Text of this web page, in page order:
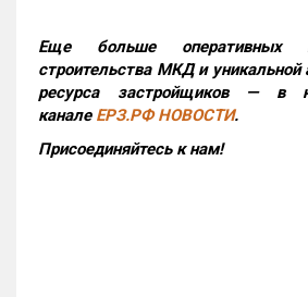
Еще больше оперативных
строительства МКД и уникальной
ресурса застройщиков — в
канале ЕРЗ.РФ НОВОСТИ.
Присоединяйтесь к нам!